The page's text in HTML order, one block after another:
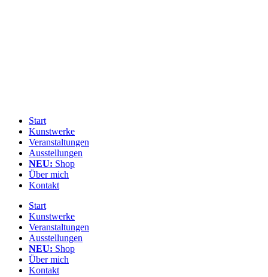
Start
Kunstwerke
Veranstaltungen
Ausstellungen
NEU: Shop
Über mich
Kontakt
Start
Kunstwerke
Veranstaltungen
Ausstellungen
NEU: Shop
Über mich
Kontakt